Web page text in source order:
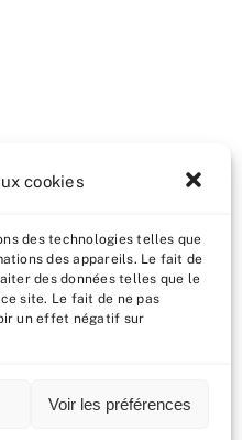
cookies
des technologies telles que
des appareils. Le fait de
des données telles que le
site. Le fait de ne pas
un effet négatif sur
Voir les préférences